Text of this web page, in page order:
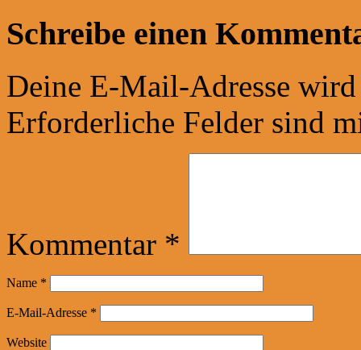
Schreibe einen
Deine E-Mail-Adresse
Erforderliche Felder sind
Kommentar *
Name *
E-Mail-Adresse *
Website